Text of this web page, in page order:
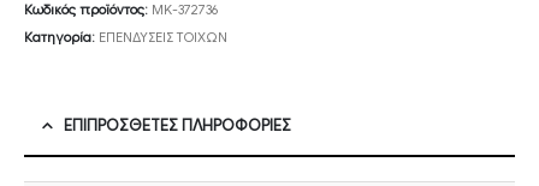
Κωδικός προϊόντος: MK-372736
Κατηγορία: ΕΠΕΝΔΥΣΕΙΣ ΤΟΙΧΩΝ
ΕΠΙΠΡΌΣΘΕΤΕΣ ΠΛΗΡΟΦΟΡΊΕΣ